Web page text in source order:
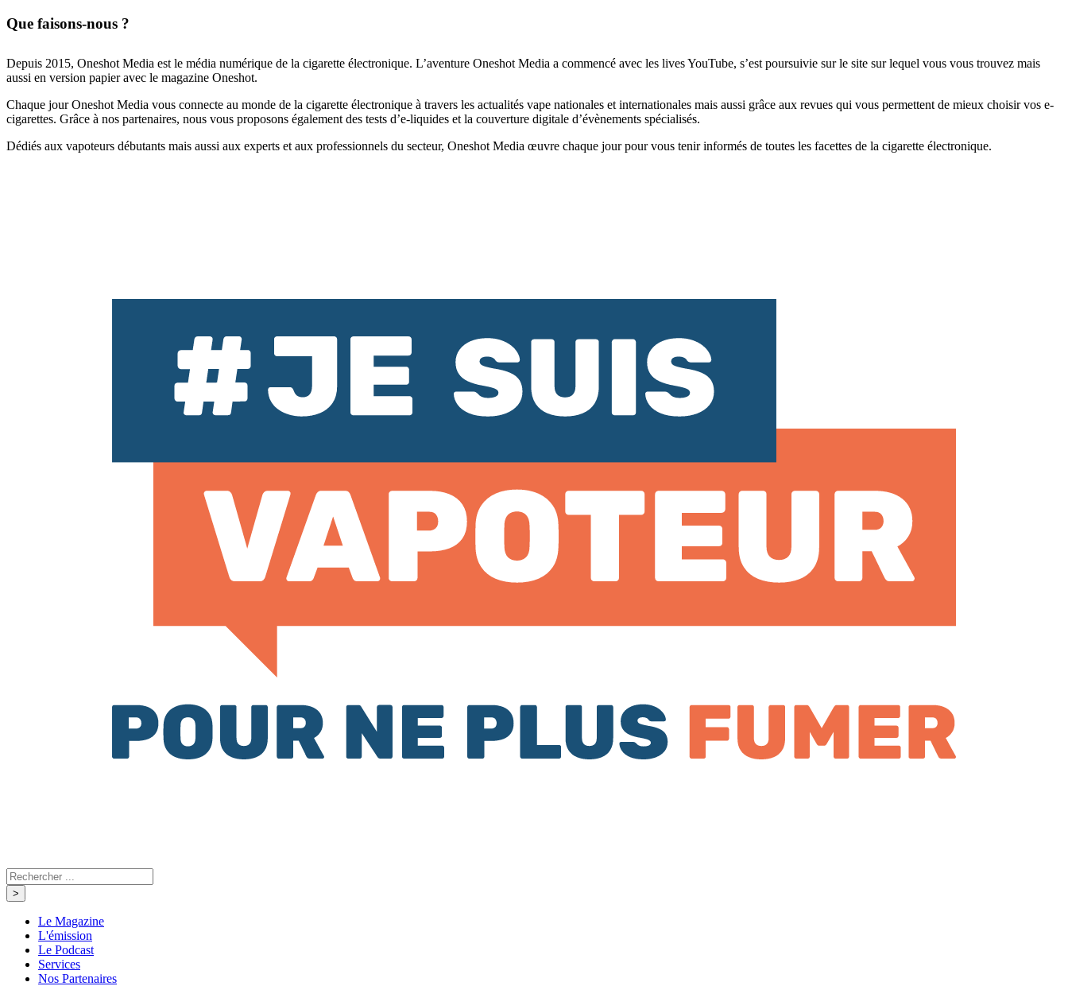
Que faisons-nous ?
Depuis 2015, Oneshot Media est le média numérique de la cigarette électronique. L’aventure Oneshot Media a commencé avec les lives YouTube, s’est poursuivie sur le site sur lequel vous vous trouvez mais
aussi en version papier avec le magazine Oneshot.
Chaque jour Oneshot Media vous connecte au monde de la cigarette électronique à travers les actualités vape nationales et internationales mais aussi grâce aux revues qui vous permettent de mieux choisir vos e-
cigarettes. Grâce à nos partenaires, nous vous proposons également des tests d’e-liquides et la couverture digitale d’évènements spécialisés.
Dédiés aux vapoteurs débutants mais aussi aux experts et aux professionnels du secteur, Oneshot Media œuvre chaque jour pour vous tenir informés de toutes les facettes de la cigarette électronique.
Le Magazine
L'émission
Le Podcast
Services
Nos Partenaires